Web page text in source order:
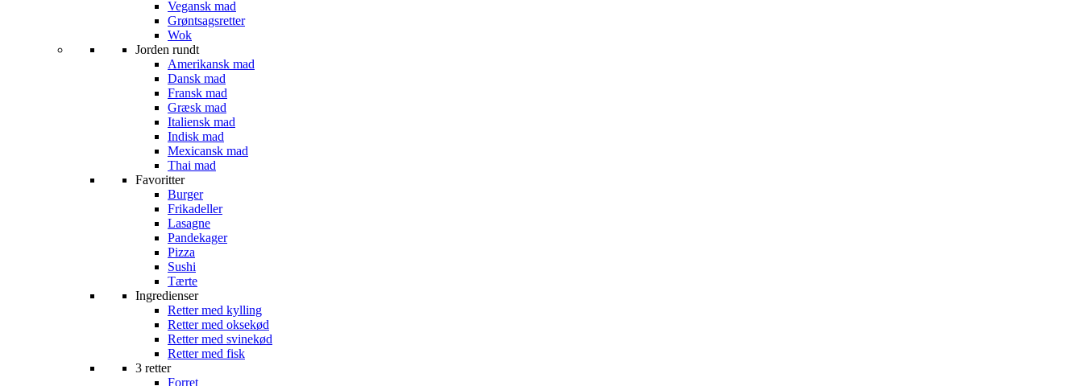
Vegansk mad
Grøntsagsretter
Wok
Jorden rundt
Amerikansk mad
Dansk mad
Fransk mad
Græsk mad
Italiensk mad
Indisk mad
Mexicansk mad
Thai mad
Favoritter
Burger
Frikadeller
Lasagne
Pandekager
Pizza
Sushi
Tærte
Ingredienser
Retter med kylling
Retter med oksekød
Retter med svinekød
Retter med fisk
3 retter
Forret